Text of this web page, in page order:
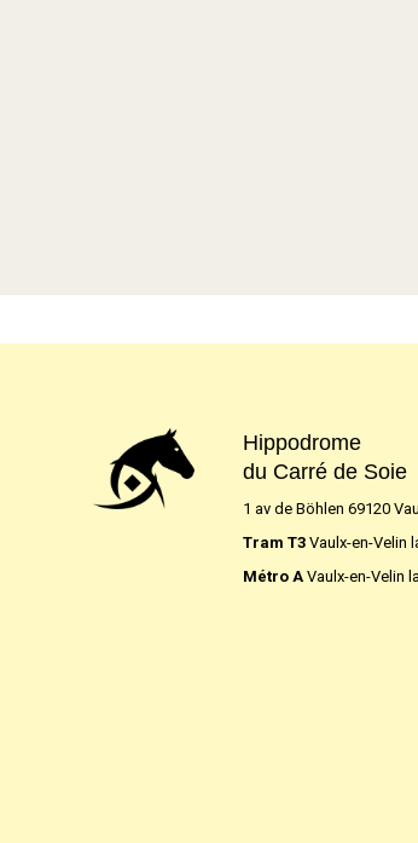
Hippodrome
du Carré de Soie
1 av de Böhlen 69120
Tram T3 Vaulx-en-Velin
Métro A Vaulx-en-Velin